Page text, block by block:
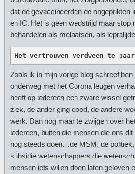
dat de gevaccineerden de ongeprikten
en IC. Het is geen wedstrijd maar stop
behandelen als melaatsen, als
Het vertrouwen verdween te
Zoals ik in mijn vorige blog schreef
onderweg met het Corona leugen
heeft op iedereen een zware wissel
ziek, de ander ging dood, de andere
werk. Dan nog maar te zwijgen over
iedereen, buiten die mensen die ons
nog steeds doen…de MSM, de
subsidie wetenschappers die
mensen iets willen doen laten geloven